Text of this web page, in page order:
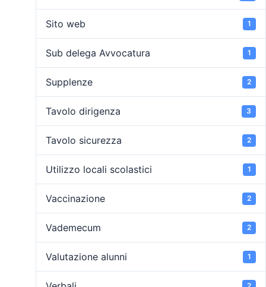
Sito web 1
Sub delega Avvocatura 1
Supplenze 2
Tavolo dirigenza 3
Tavolo sicurezza 2
Utilizzo locali scolastici 1
Vaccinazione 2
Vademecum 2
Valutazione alunni 1